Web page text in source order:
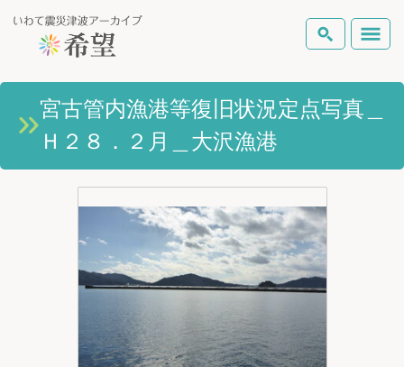
いわて震災津波アーカイブとは
岩手県の被害状況
ピックアップコンテンツ
Foreign Laguage
検索
宮古管内漁港等復旧状況定点写真＿
Ｈ２８．２月＿大沢漁港